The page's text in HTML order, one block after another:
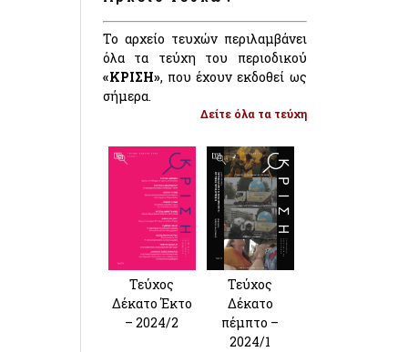
Το αρχείο τευχών περιλαμβάνει
όλα τα τεύχη του περιοδικού
«ΚΡΙΣΗ», που έχουν εκδοθεί ως
σήμερα.
Δείτε όλα τα τεύχη
Τεύχος
Δέκατο Έκτο
– 2024/2
Τεύχος
Δέκατο
πέμπτο –
2024/1